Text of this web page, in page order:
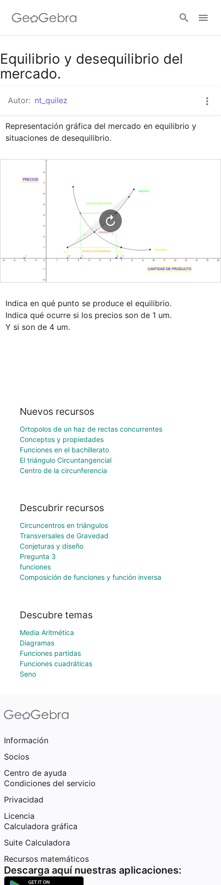
Google Classroom
Abrir sesión
Equilibrio y desequilibrio del
mercado.
Autor: nt_quilez
Representación gráfica del mercado en equilibrio y
situaciones de desequilibrio.
Indica en qué punto se produce el equilibrio.
Indica qué ocurre si los precios son de 1 um.
Y si son de 4 um.
Nuevos recursos
Ortopolos de un haz de rectas concurrentes
Conceptos y propiedades
Funciones en el bachillerato
El triángulo Circuntangencial
Centro de la circunferencia
Descubrir recursos
Circuncentros en triángulos
Transversales de Gravedad
Conjeturas y diseño
Pregunta 3
funciones
Composición de funciones y función inversa
Descubre temas
Media Aritmética
Diagramas
Funciones partidas
Funciones cuadráticas
Seno
Información
Socios
Centro de ayuda
Condiciones del servicio
Privacidad
Licencia
Calculadora gráfica
Suite Calculadora
Recursos matemáticos
Descarga aquí nuestras aplicaciones: